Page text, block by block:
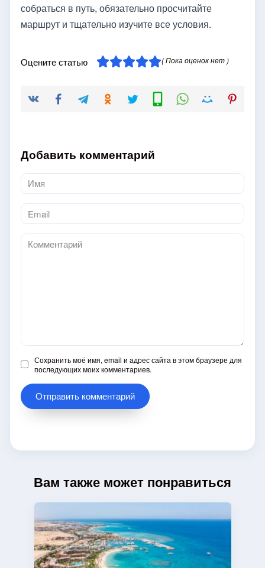
собраться в путь, обязательно просчитайте
маршрут и тщательно изучите все условия.
Оцените статью ( Пока оценок нет )
Добавить комментарий
Имя
*
Email
*
Комментарий
Сохранить моё имя, email и адрес сайта в этом браузере для
последующих моих комментариев.
Вам также может понравиться